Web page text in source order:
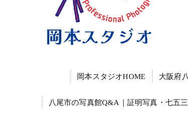
岡本スタジオHOME 大阪府
八尾市の写真館Q&A｜証明写真・七五